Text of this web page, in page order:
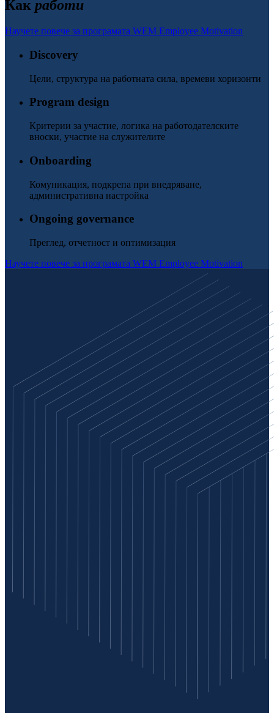
Как работи
Научете повече за програмата WEM Employee Motivation
Discovery
Цели, структура на работната сила, времеви хоризонти
Program design
Критерии за участие, логика на работодателските
вноски, участие на служителите
Onboarding
Комуникация, подкрепа при внедряване,
административна настройка
Ongoing governance
Преглед, отчетност и оптимизация
Научете повече за програмата WEM Employee Motivation